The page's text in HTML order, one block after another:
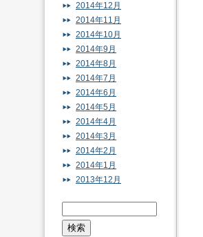
2014年12月
2014年11月
2014年10月
2014年9月
2014年8月
2014年7月
2014年6月
2014年5月
2014年4月
2014年3月
2014年2月
2014年1月
2013年12月